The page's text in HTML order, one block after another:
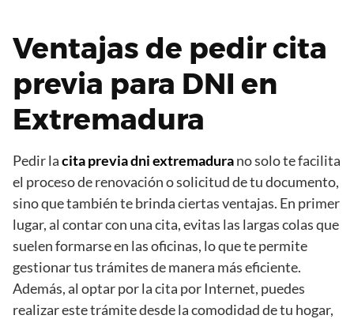
Ventajas de pedir cita
previa para DNI en
Extremadura
Pedir lacita previa dni extremadurano solo te facilita
el proceso de renovación o solicitud de tu documento,
sino que también te brinda ciertas ventajas. En primer
lugar, al contar con una cita, evitas las largas colas que
suelen formarse en las oficinas, lo que te permite
gestionar tus trámites de manera más eficiente.
Además, al optar por la cita por Internet, puedes
realizar este trámite desde la comodidad de tu hogar,